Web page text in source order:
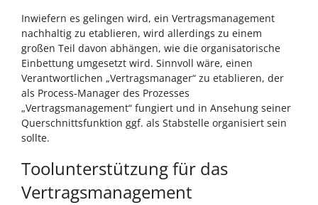
Inwiefern es gelingen wird, ein Vertragsmanagement
nachhaltig zu etablieren, wird allerdings zu einem
großen Teil davon abhängen, wie die organisatorische
Einbettung umgesetzt wird. Sinnvoll wäre, einen
Verantwortlichen „Vertragsmanager“ zu etablieren, der
als Process-Manager des Prozesses
„Vertragsmanagement“ fungiert und in Ansehung seiner
Querschnittsfunktion ggf. als Stabstelle organisiert sein
sollte.
Toolunterstützung für das
Vertragsmanagement